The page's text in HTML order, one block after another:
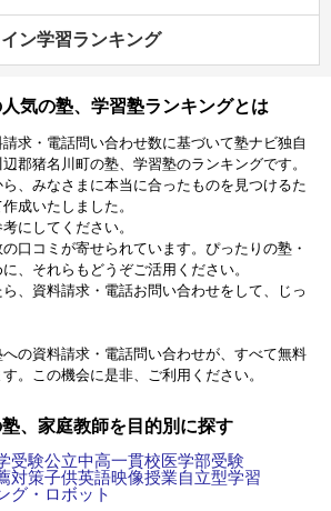
ン学習ランキング
気の塾、学習塾ランキングとは
求・電話問い合わせ数に基づいて塾ナビ独自
郡猪名川町の塾、学習塾のランキングです。
、みなさまに本当に合ったものを見つけるた
成いたしました。
にしてください。
口コミが寄せられています。ぴったりの塾・
、それらもどうぞご活用ください。
、資料請求・電話お問い合わせをして、じっ
の資料請求・電話問い合わせが、すべて無料
。この機会に是非、ご利用ください。
、家庭教師を目的別に探す
受験公立中高一貫校医学部受験
対策子供英語映像授業自立型学習
グ・ロボット